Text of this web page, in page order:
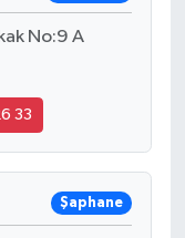
No:9 A
33
Şaphane